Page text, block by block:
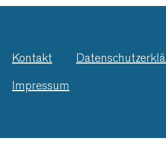
Kontakt
Impressum